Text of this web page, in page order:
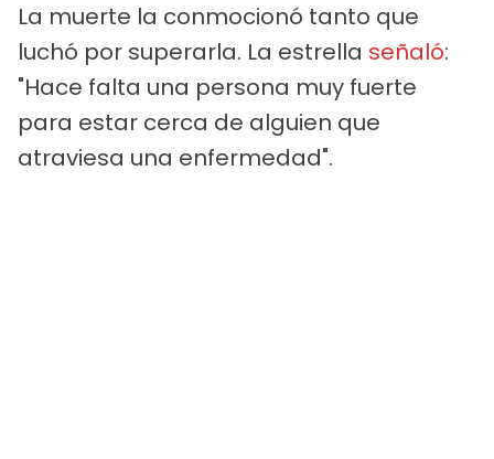
La muerte la conmocionó tanto que
luchó por superarla. La estrella señaló:
"Hace falta una persona muy fuerte
para estar cerca de alguien que
atraviesa una enfermedad".